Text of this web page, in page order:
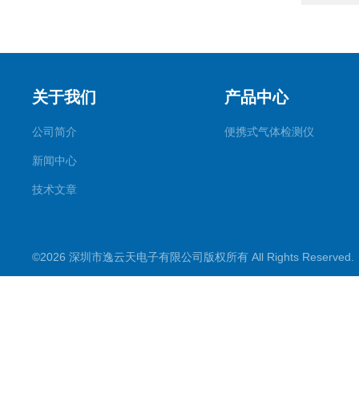
关于我们
公司简介
新闻中心
技术文章
产品中心
便携式气体检测仪
©2026 深圳市逸云天电子有限公司版权所有 All Rights